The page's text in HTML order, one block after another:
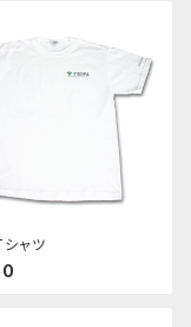
ャツ